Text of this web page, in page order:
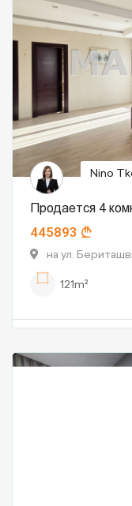
Nino
Продается 4
445893
на ул.
121m²